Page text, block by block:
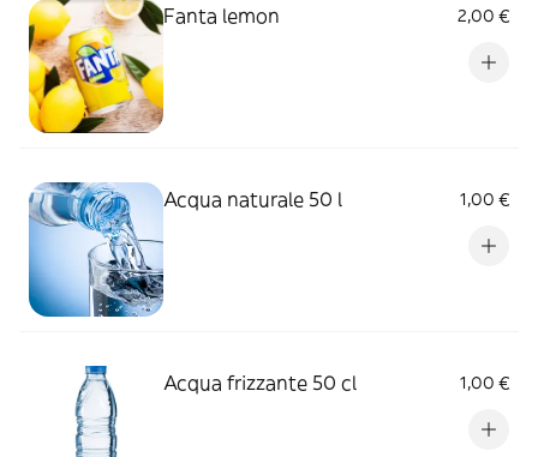
Fanta lemon 2,00 €
Acqua naturale 50 l 1,00 €
Acqua frizzante 50 cl 1,00 €